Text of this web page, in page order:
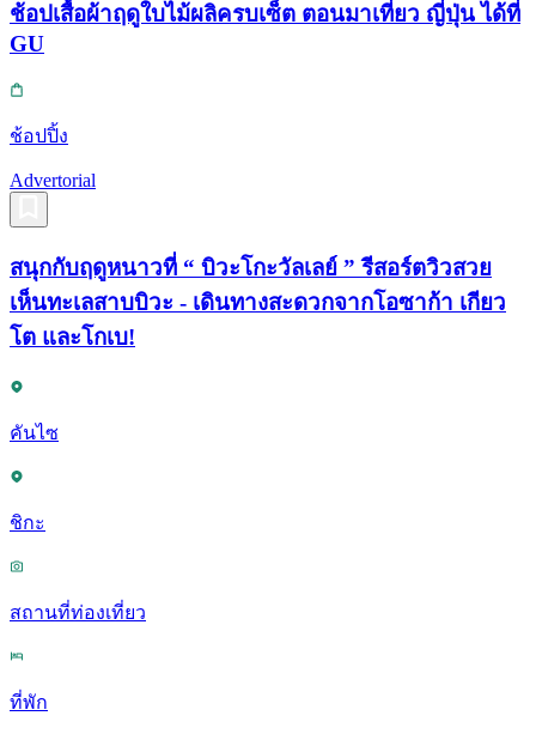
ช้อปเสื้อผ้าฤดูใบไม้ผลิครบเซ็ต ตอนมาเที่ยว ญี่ปุ่น ได้ที่
GU
ช้อปปิ้ง
Advertorial
สนุกกับฤดูหนาวที่ “ บิวะโกะวัลเลย์ ” รีสอร์ตวิวสวย
เห็นทะเลสาบบิวะ - เดินทางสะดวกจากโอซาก้า เกียว
โต และโกเบ!
คันไซ
ชิกะ
สถานที่ท่องเที่ยว
ที่พัก